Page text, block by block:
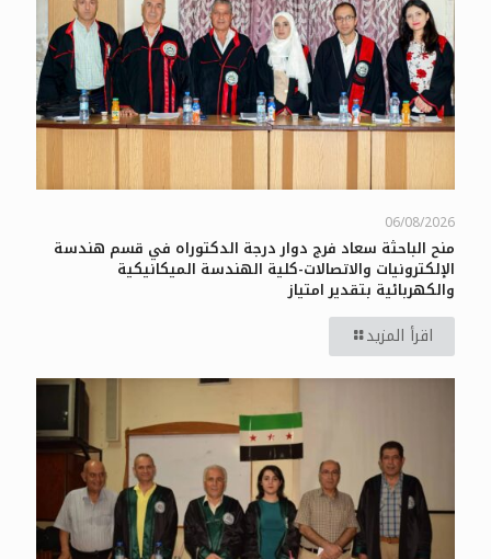
06/08/2026
منح الباحثة سعاد فرج دوار درجة الدكتوراه في قسم هندسة
الإلكترونيات والاتصالات-كلية الهندسة الميكانيكية
والكهربائية بتقدير امتياز
اقرأ المزيد